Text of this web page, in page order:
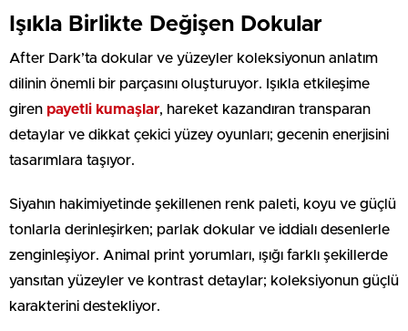
Işıkla Birlikte Değişen Dokular
After Dark’ta dokular ve yüzeyler koleksiyonun anlatım
dilinin önemli bir parçasını oluşturuyor. Işıkla etkileşime
giren payetli kumaşlar, hareket kazandıran transparan
detaylar ve dikkat çekici yüzey oyunları; gecenin enerjisini
tasarımlara taşıyor.
Siyahın hakimiyetinde şekillenen renk paleti, koyu ve güçlü
tonlarla derinleşirken; parlak dokular ve iddialı desenlerle
zenginleşiyor. Animal print yorumları, ışığı farklı şekillerde
yansıtan yüzeyler ve kontrast detaylar; koleksiyonun güçlü
karakterini destekliyor.